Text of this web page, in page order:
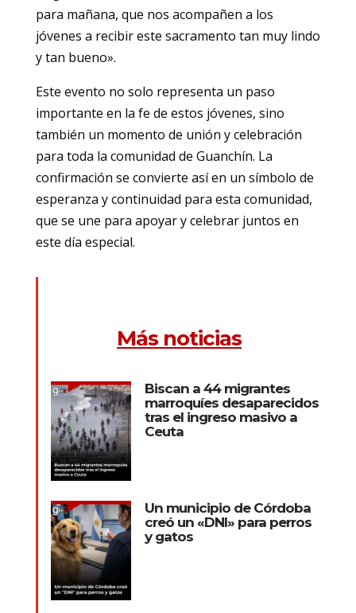
para mañana, que nos acompañen a los
jóvenes a recibir este sacramento tan muy lindo
y tan bueno».
Este evento no solo representa un paso
importante en la fe de estos jóvenes, sino
también un momento de unión y celebración
para toda la comunidad de Guanchín. La
confirmación se convierte así en un símbolo de
esperanza y continuidad para esta comunidad,
que se une para apoyar y celebrar juntos en
este día especial.
Más noticias
Biscan a 44 migrantes
marroquíes desaparecidos
tras el ingreso masivo a
Ceuta
Un municipio de Córdoba
creó un «DNI» para perros
y gatos